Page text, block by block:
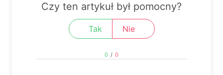
Czy ten artykuł był pomocny?
Tak Nie
0 / 0